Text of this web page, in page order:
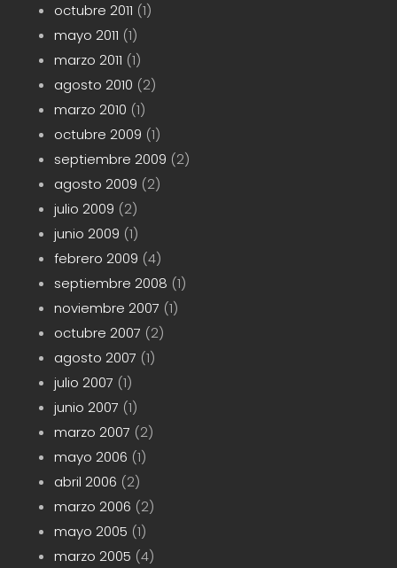
octubre 2011 (1)
mayo 2011 (1)
marzo 2011 (1)
agosto 2010 (2)
marzo 2010 (1)
octubre 2009 (1)
septiembre 2009 (2)
agosto 2009 (2)
julio 2009 (2)
junio 2009 (1)
febrero 2009 (4)
septiembre 2008 (1)
noviembre 2007 (1)
octubre 2007 (2)
agosto 2007 (1)
julio 2007 (1)
junio 2007 (1)
marzo 2007 (2)
mayo 2006 (1)
abril 2006 (2)
marzo 2006 (2)
mayo 2005 (1)
marzo 2005 (4)